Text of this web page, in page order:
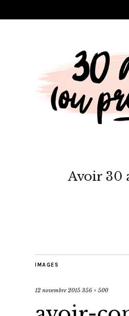
Avoir 30
IMAGES
12 novembre 2015 356 × 500